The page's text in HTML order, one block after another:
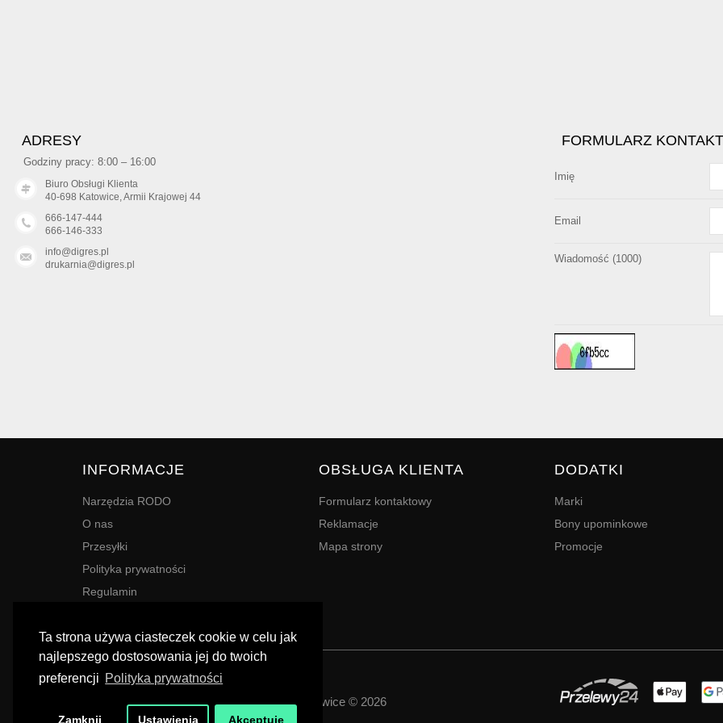
Ta strona używa ciasteczek cookie w celu jak
najlepszego dostosowania jej do twoich
preferencji Polityka prywatności
Zamknij Ustawienia Akceptuję
ADRESY
Godziny pracy: 8:00 – 16:00
Biuro Obsługi Klienta
40-698 Katowice, Armii Krajowej 44
666-147-444
666-146-333
info@digres.pl
drukarnia@digres.pl
FORMULARZ
Imię
Email
Wiadomość (1000)
INFORMACJE
Narzędzia RODO
O nas
Przesyłki
Polityka prywatności
Regulamin
OBSŁUGA KLIENTA
Formularz kontaktowy
Reklamacje
Mapa strony
DODATKI
Marki
Bony upominkowe
Promocje
Powered ByDigres
Agencja Reklamy | Drukarnia DIGRES | Katowice © 2026